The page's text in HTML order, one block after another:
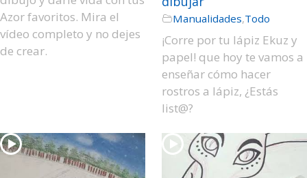
Azor favoritos. Mira el
vídeo completo y no dejes
de crear.
Manualidades,Todo
¡Corre por tu lápiz Ekuz y
papel! que hoy te vamos a
enseñar cómo hacer
rostros a lápiz, ¿Estás
list@?